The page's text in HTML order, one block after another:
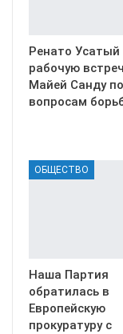
Ренато Усатый
рабочую
Майей Санду по
вопросам
ОБЩЕСТВО
Наша Партия
обратилась в
Европейскую
прокуратуру с